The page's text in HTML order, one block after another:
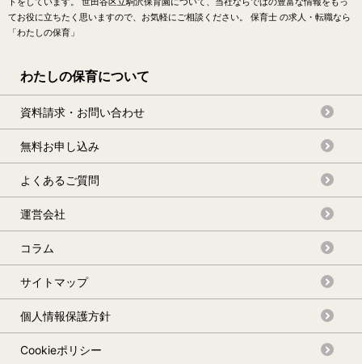
てお役に立ちたく思いますので、お気軽にご相談ください。 保育士 の求人・転職なら
「わたしの保育」
わたしの保育について
資料請求・お問い合わせ
無料お申し込み
よくあるご質問
運営会社
コラム
サイトマップ
個人情報保護方針
Cookieポリシー